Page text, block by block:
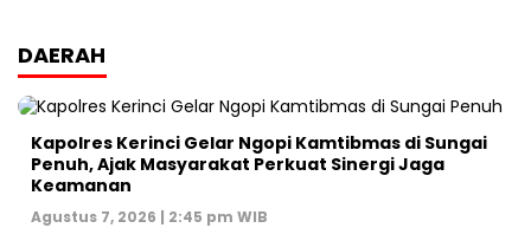
DAERAH
Kapolres Kerinci Gelar Ngopi Kamtibmas di Sungai
Penuh, Ajak Masyarakat Perkuat Sinergi Jaga
Keamanan
Agustus 7, 2026 | 2:45 pm WIB